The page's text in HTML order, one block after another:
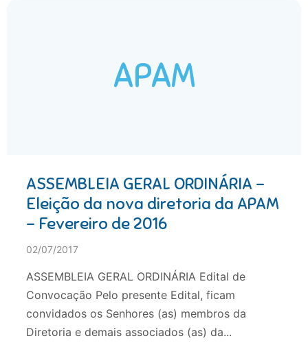
APAM
ASSEMBLEIA GERAL ORDINÁRIA –
Eleição da nova diretoria da APAM
– Fevereiro de 2016
02/07/2017
ASSEMBLEIA GERAL ORDINÁRIA Edital de
Convocação Pelo presente Edital, ficam
convidados os Senhores (as) membros da
Diretoria e demais associados (as) da...